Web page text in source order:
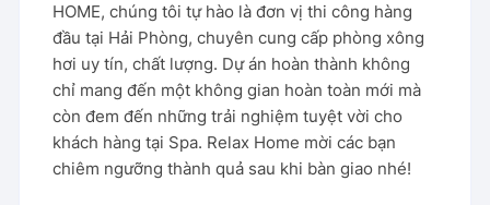
HOME, chúng tôi tự hào là đơn vị thi công hàng
đầu tại Hải Phòng, chuyên cung cấp phòng xông
hơi uy tín, chất lượng. Dự án hoàn thành không
chỉ mang đến một không gian hoàn toàn mới mà
còn đem đến những trải nghiệm tuyệt vời cho
khách hàng tại Spa. Relax Home mời các bạn
chiêm ngưỡng thành quả sau khi bàn giao nhé!